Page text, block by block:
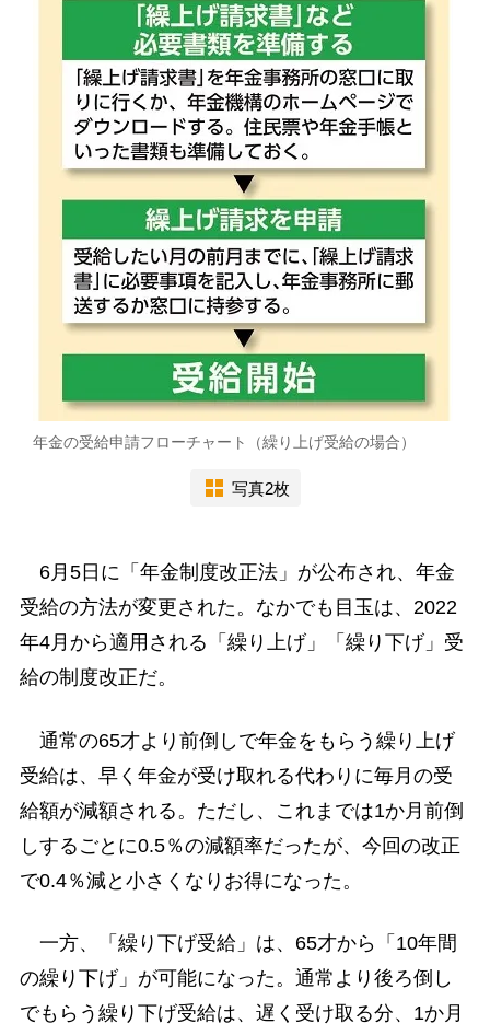
年金の受給申請フローチャート（繰り上げ受給の場合）
写真2枚
6月5日に「年金制度改正法」が公布され、年金
受給の方法が変更された。なかでも目玉は、2022
年4月から適用される「繰り上げ」「繰り下げ」受
給の制度改正だ。
通常の65才より前倒しで年金をもらう繰り上げ
受給は、早く年金が受け取れる代わりに毎月の受
給額が減額される。ただし、これまでは1か月前倒
しするごとに0.5％の減額率だったが、今回の改正
で0.4％減と小さくなりお得になった。
一方、「繰り下げ受給」は、65才から「10年間
の繰り下げ」が可能になった。通常より後ろ倒し
でもらう繰り下げ受給は、遅く受け取る分、1か月